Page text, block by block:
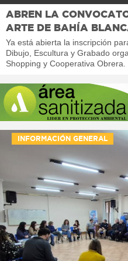
ABREN LA
ARTE DE BAHÍA
Ya está abierta la inscripción
Dibujo, Escultura y Grabado
Shopping y Cooperativa
INFORMACIÓN GENERAL